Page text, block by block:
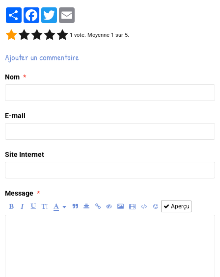
PartagerFacebook
Twitter
1 vote. Moyenne 1 sur 5.
Ajouter un commentaire
Nom
E-mail
Site Internet
Message
Aperçu